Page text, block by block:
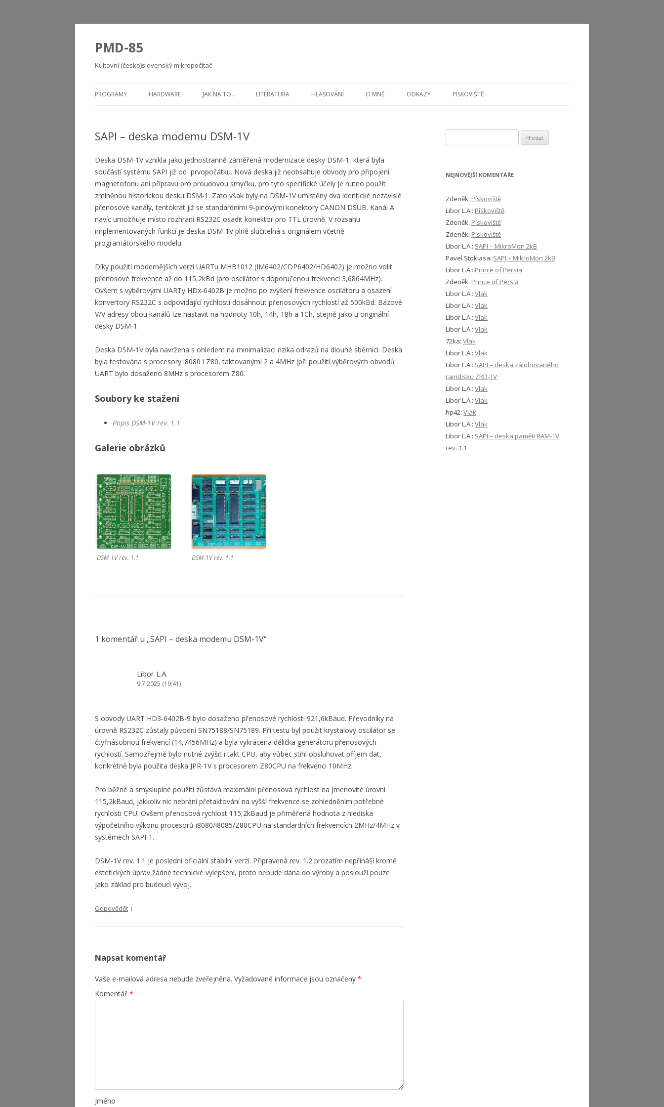
PMD-85
Kultovní (česko)slovenský mikropočítač
k
PROGRAMY HARDWARE JAK NA TO.. LITERATURA HLASOVÁNÍ O MNĚ ODKAZY PÍSKOVIŠTĚ
SAPI – deska modemu DSM-1V
Deska DSM-1V vznikla jako jednostranně zaměřená modernizace desky DSM-1, která byla
součástí systému SAPI již od prvopočátku. Nová deska již neobsahuje obvody pro připojení
magnetofonu ani přípravu pro proudovou smyčku, pro tyto specifické účely je nutno použít
zmíněnou historickou desku DSM-1. Zato však byly na DSM-1V umístěny dva identické nezávislé
přenosové kanály, tentokrát již se standardními 9-pinovými konektory CANON DSUB. Kanál A
navíc umožňuje místo rozhraní RS232C osadit konektor pro TTL úrovně. V rozsahu
implementovaných funkcí je deska DSM-1V plně slučitelná s originálem včetně
programátorského modelu.
Díky použití modernějších verzí UARTu MHB1012 (IM6402/CDP6402/HD6402) je možno volit
přenosové frekvence až do 115,2kBd (pro oscilátor s doporučenou frekvencí 3,6864MHz).
Ovšem s výběrovými UARTy HDx-6402B je možno po zvýšení frekvence oscilátoru a osazení
konvertory RS232C s odpovídající rychlostí dosáhnout přenosových rychlostí až 500kBd. Bázové
V/V adresy obou kanálů lze nastavit na hodnoty 10h, 14h, 18h a 1Ch, stejně jako u originální
desky DSM-1.
Deska DSM-1V byla navržena s ohledem na minimalizaci rizika odrazů na dlouhé sběrnici. Deska
byla testována s procesory i8080 i Z80, taktovanými 2 a 4MHz (při použití výběrových obvodů
UART bylo dosaženo 8MHz s procesorem Z80.
Soubory ke stažení
Popis DSM-1V rev. 1.1
Galerie obrázků
DSM-1V rev. 1.1 DSM-1V rev. 1.1
1 komentář u „SAPI – deska modemu DSM-1V“
Libor L.A.
9.7.2025 (19:41)
S obvody UART HD3-6402B-9 bylo dosaženo přenosové rychlosti 921,6kBaud. Převodníky na
úrovně RS232C zůstaly původní SN75188/SN75189. Při testu byl použit krystalový oscilátor se
čtyřnásobnou frekvencí (14,7456MHz) a byla vykrácena dělička generátoru přenosových
rychlostí. Samozřejmě bylo nutné zvýšit i takt CPU, aby vůbec stihl obsluhovat příjem dat,
konkrétně byla použita deska JPR-1V s procesorem Z80CPU na frekvenci 10MHz.
Pro běžné a smysluplné použití zůstává maximální přenosová rychlost na jmenovité úrovni
115,2kBaud, jakkoliv nic nebrání přetaktování na vyšší frekvence se zohledněním potřebné
rychlosti CPU. Ovšem přenosová rychlost 115,2kBaud je přiměřená hodnota z hlediska
výpočetního výkonu procesorů i8080/i8085/Z80CPU na standardních frekvencích 2MHz/4MHz v
systémech SAPI-1.
DSM-1V rev. 1.1 je poslední oficiální stabilní verzí. Připravená rev. 1.2 prozatím nepřináší kromě
estetických úprav žádné technické vylepšení, proto nebude dána do výroby a poslouží pouze
jako základ pro budoucí vývoj.
Odpovědět ↓
Napsat komentář
Vaše e-mailová adresa nebude zveřejněna. Vyžadované informace jsou označeny *
Komentář *
Jméno
NEJNOVĚJŠÍ KOMENTÁŘE
Zdeněk: Pískoviště
Libor L.A.: Pískoviště
Zdeněk: Pískoviště
Zdeněk: Pískoviště
Libor L.A.: SAPI – MikroMon 2kB
Pavel Stoklasa: SAPI – MikroMon 2kB
Libor L.A.: Prince of Persia
Zdeněk: Prince of Persia
Libor L.A.: Vlak
Libor L.A.: Vlak
Libor L.A.: Vlak
Libor L.A.: Vlak
72ka: Vlak
Libor L.A.: Vlak
Libor L.A.: SAPI – deska zálohovaného
ramdisku ZRD-1V
Libor L.A.: Vlak
Libor L.A.: Vlak
hp42: Vlak
Libor L.A.: Vlak
Libor L.A.: SAPI – deska paměti RAM-1V
rev. 1.1